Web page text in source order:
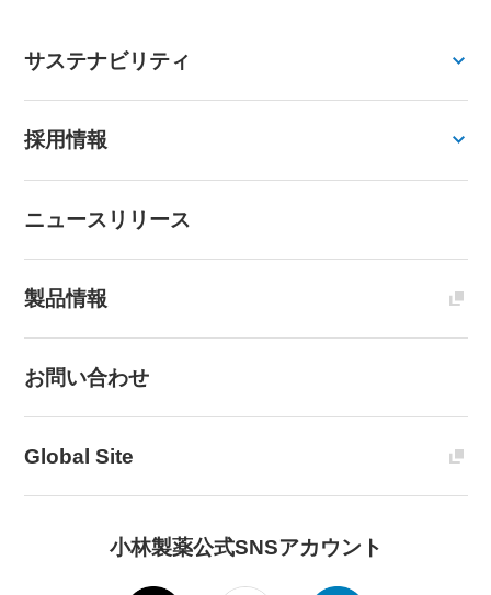
サステナビリティ
採用情報
ニュースリリース
製品情報
お問い合わせ
Global Site
小林製薬公式SNSアカウント